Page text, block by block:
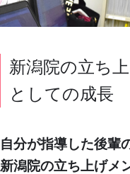
新潟院の立ち
としての成長
自分が指導した後輩
新潟院の立ち上げメ